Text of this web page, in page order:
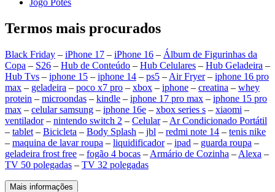
Jogo Potes
Termos mais procurados
Black Friday – iPhone 17 – iPhone 16 – Álbum de Figurinhas da
Copa – S26 – Hub de Conteúdo – Hub Celulares – Hub Geladeira –
Hub Tvs – iphone 15 – iphone 14 – ps5 – Air Fryer– iphone 16 pro
max – geladeira – poco x7 pro – xbox – iphone – creatina – whey
protein – microondas – kindle – iphone 17 pro max – iphone 15 pro
max – celular samsung – iphone 16e – xbox series s – xiaomi –
ventilador– nintendo switch 2 – Celular– Ar Condicionado Portátil
– tablet – Bicicleta – Body Splash – jbl – redmi note 14 – tenis nike
– maquina de lavar roupa – liquidificador– ipad – guarda roupa –
geladeira frost free – fogão 4 bocas – Armário de Cozinha – Alexa –
TV 50 polegadas – TV 32 polegadas
Mais informações